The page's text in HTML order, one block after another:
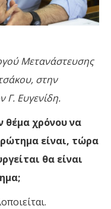
Μετανάστευσης
στην
Γ. Ευγενίδη.
χρόνου να
είναι, τώρα
θα είναι